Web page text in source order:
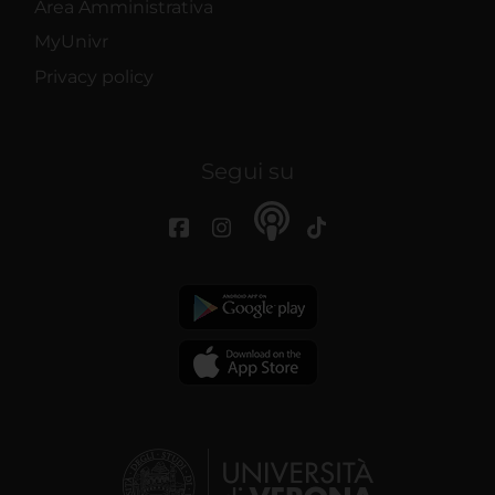
Area Amministrativa
MyUnivr
Privacy policy
Segui su